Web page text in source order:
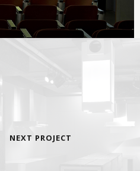
NEXT PROJECT